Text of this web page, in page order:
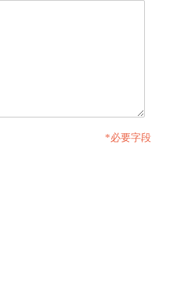
*必要字段